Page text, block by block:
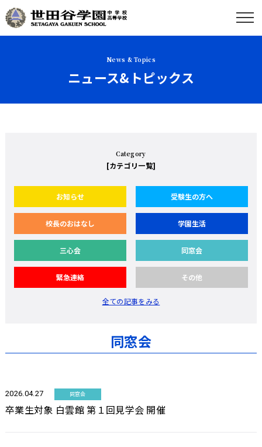
News & Topics
ニュース&トピックス
Category
[カテゴリ一覧]
お知らせ 受験生の方へ
校長のおはなし 学園生活
三心会 同窓会
緊急連絡 その他
全ての記事をみる
同窓会
2026.04.27 同窓会
卒業生対象 白雲館 第１回見学会 開催